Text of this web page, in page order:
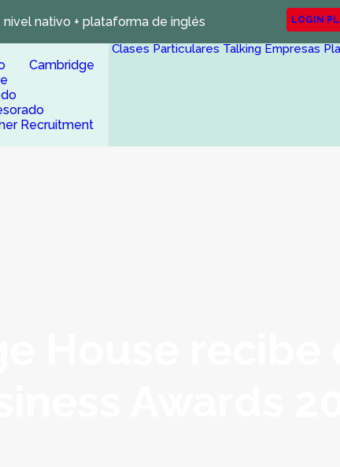
nativo + plataforma de inglés LOGIN
Cambridge
Recruitment
Clases Particulares Talking Empresas